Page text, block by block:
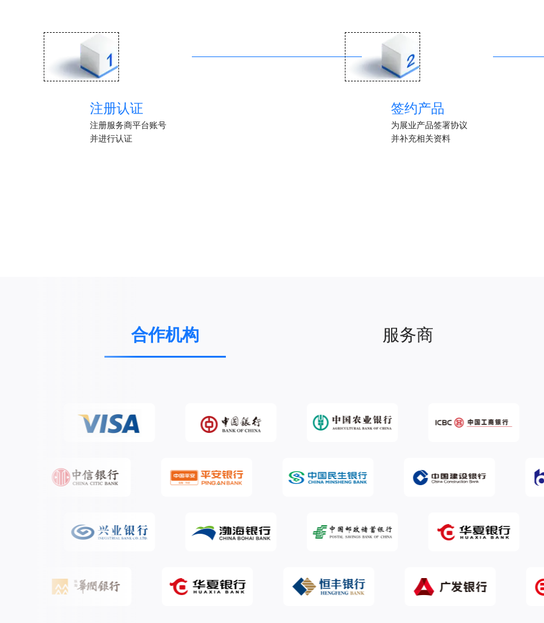
注册认证
注册服务商平台账号
并进行认证
签约产品
为展业产品签署协议
并补充相关资料
合作机构 服务商